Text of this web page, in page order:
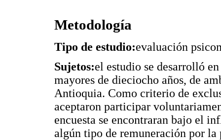
Metodología
Tipo de estudio:evaluación
Sujetos:el estudio se desarrolló
mayores de dieciocho años, de
Antioquia. Como criterio de
aceptaron participar
encuesta se encontraran bajo el
algún tipo de remuneración por